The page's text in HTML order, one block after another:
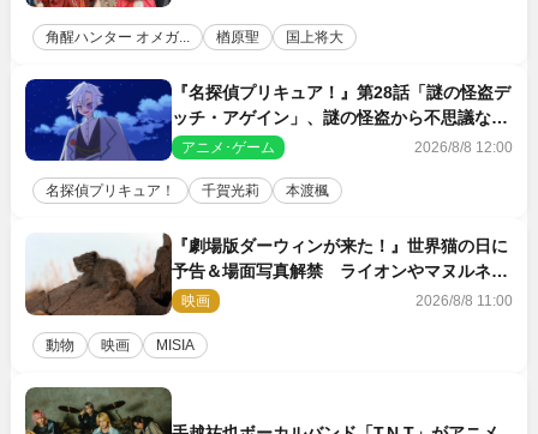
角醒ハンター オメガ... 楢原聖 国上将大
『名探偵プリキュア！』第28話「謎の怪盗デ
ッチ・アゲイン」、謎の怪盗から不思議な予
告状が届く
アニメ･ゲーム 2026/8/8 12:00
名探偵プリキュア！ 千賀光莉 本渡楓
『劇場版ダーウィンが来た！』世界猫の日に
予告＆場面写真解禁 ライオンやマヌルネコ
の赤ちゃんが大集合
映画 2026/8/8 11:00
動物 映画 MISIA